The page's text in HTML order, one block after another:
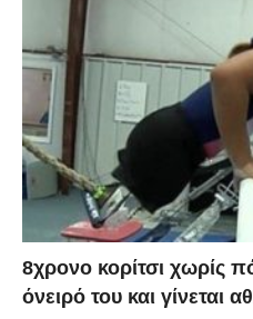
8χρονο κορίτσι χωρίς
όνειρό του και γίνεται